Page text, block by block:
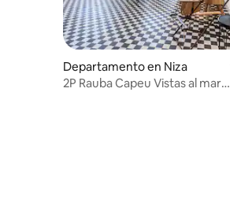
Departamento en Niza
2P Rauba Capeu Vistas al mar